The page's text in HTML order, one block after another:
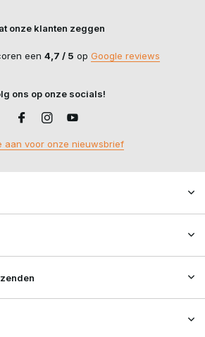
onze klanten zeggen
een 4,7 / 5 op Google reviews
ons op onze socials!
aan voor onze nieuwsbrief